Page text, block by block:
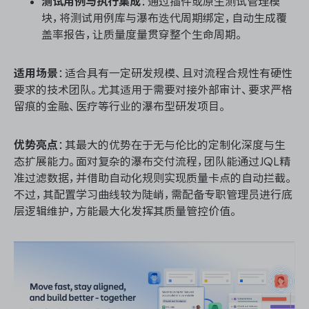
块，将测试用例库与瀑布迭代周期绑定，自动生成覆
盖率报告，让质量度量贯穿整个生命周期。
适用场景 ：适合具有一定研发规模、且对流程合规性有硬性
要求的技术团队。尤其适用于需要对接外部审计、要求严格
留痕的金融、医疗等行业的瀑布型研发项目。
优势亮点 ：其最大的优势在于无与伦比的定制化深度与生
态扩展能力。面对复杂的瀑布交付流程，团队能通过JQL精
准过滤数据，并借助自动化规则实现质量卡点的自动拦截。
不过，其配置学习曲线较为陡峭，需配备专职管理员进行底
层逻辑维护，方能最大化发挥其质量管控价值。